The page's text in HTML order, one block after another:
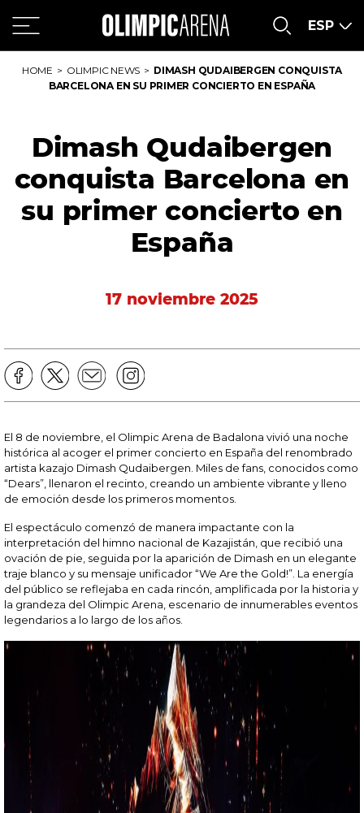
Contenido
meú
principal
ESP
HOME OLIMPIC NEWS
DIMASH QUDAIBERGEN CONQUISTA
BARCELONA EN SU PRIMER CONCIERTO EN ESPAÑA
Dimash Qudaibergen
conquista Barcelona en
su primer concierto en
España
17 noviembre 2025
El 8 de noviembre, el Olimpic Arena de Badalona vivió una noche
histórica al acoger el primer concierto en España del renombrado
artista kazajo Dimash Qudaibergen. Miles de fans, conocidos como
“Dears”, llenaron el recinto, creando un ambiente vibrante y lleno
de emoción desde los primeros momentos.
El espectáculo comenzó de manera impactante con la
interpretación del himno nacional de Kazajistán, que recibió una
ovación de pie, seguida por la aparición de Dimash en un elegante
traje blanco y su mensaje unificador “We Are the Gold!”. La energía
del público se reflejaba en cada rincón, amplificada por la historia y
la grandeza del Olimpic Arena, escenario de innumerables eventos
legendarios a lo largo de los años.